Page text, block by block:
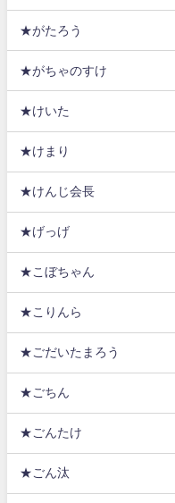
★がたろう
★がちゃのすけ
★けいた
★けまり
★けんじ会長
★げっげ
★こぼちゃん
★こりんら
★ごだいたまろう
★ごちん
★ごんたけ
★ごん汰